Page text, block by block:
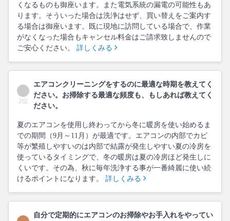
くなるものも御座います。また電気系統の漏電の可能性もあ
ります。そういった場合は洗浄はせず、買い替えをご案内す
る場合は御座います。既に現地に訪問している場合で、作業
がなくなった場合もキャンセル料金はご請求致しませんので
ご安心ください。 詳しくみる
2位
エアコンクリーニングをするのに最適な時期を教えてく
ださい。お掃除する最適な頻度も、もしあれば教えてく
ださい。
夏のエアコンを使用し終わってから冬に暖房を使い始めるま
での期間（9月～11月）が最適です。エアコンの内部でカビ
等が繁殖しやすいのは内部で結露が発生しやすい夏の冷房を
使っているタイミングで、冬の暖房は夏の冷房ほど発生しに
くいです。その為、秋に毎年洗浄する事が一番綺麗に使い続
けるポイントになります。 詳しくみる
自分で定期的にエアコンのお掃除やお手入れをやってい